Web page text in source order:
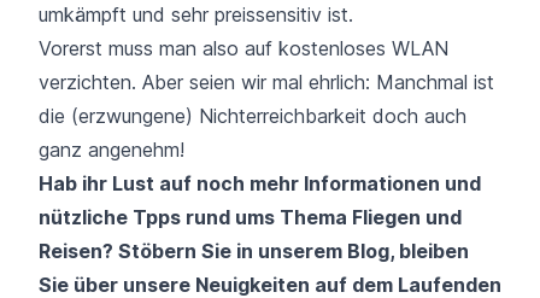
umkämpft und sehr preissensitiv ist.
Vorerst muss man also auf kostenloses WLAN
verzichten. Aber seien wir mal ehrlich: Manchmal ist
die (erzwungene) Nichterreichbarkeit doch auch
ganz angenehm!
Hab ihr Lust auf noch mehr Informationen und
nützliche Tpps rund ums Thema Fliegen und
Reisen? Stöbern Sie in unserem Blog, bleiben
Sie über unsere Neuigkeiten auf dem Laufenden